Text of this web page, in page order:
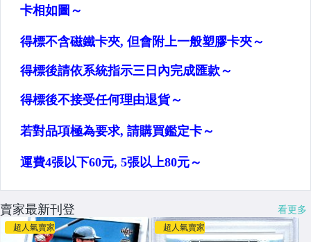
賣家最新刊登 看更多
超人氣賣家 超人氣賣家